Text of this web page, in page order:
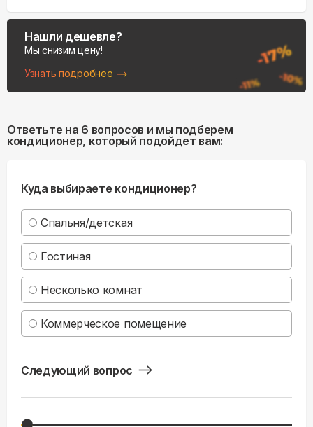
Нашли дешевле?
Мы снизим цену!
Узнать подробнее
Ответьте на 6 вопросов и мы подберем
кондиционер, который подойдет вам:
Куда выбираете кондиционер?
Спальня/детская
Гостиная
Несколько комнат
Коммерческое помещение
Следующий вопрос